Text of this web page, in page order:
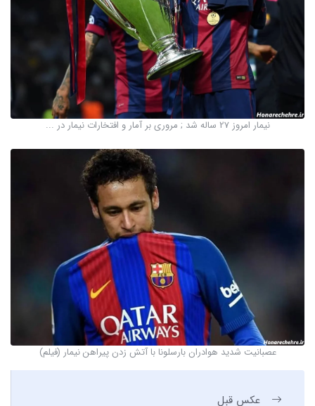
نیمار امروز 27 ساله شد ; مروری بر آمار و افتخارات نیمار در ...
عصبانیت شدید هوادران بارسلونا با آتش زدن پیراهن نیمار (فیلم)
عکس قبل